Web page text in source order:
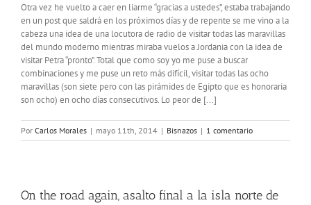
Otra vez he vuelto a caer en liarme “gracias a ustedes”, estaba trabajando
en un post que saldrá en los próximos días y de repente se me vino a la
cabeza una idea de una locutora de radio de visitar todas las maravillas
del mundo moderno mientras miraba vuelos a Jordania con la idea de
visitar Petra “pronto”. Total que como soy yo me puse a buscar
combinaciones y me puse un reto más difícil, visitar todas las ocho
maravillas (son siete pero con las pirámides de Egipto que es honoraria
son ocho) en ocho días consecutivos. Lo peor de [...]
Por Carlos Morales | mayo 11th, 2014 | Bisnazos | 1 comentario
On the road again, asalto final a la isla norte de